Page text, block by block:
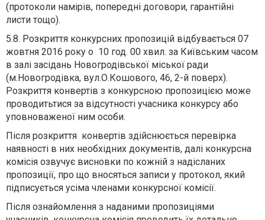
(протоколи намірів, попередні договори, гарантійні
листи тощо).
5.8. Розкриття конкурсних пропозицій відбувається 07
жовтня 2016 року о 10 год. 00 хвил. за Київським часом
в залі засідань Новогродівської міської ради
(м.Новогродівка, вул.О.Кошового, 46, 2-й поверх).
Розкриття конвертів з конкурсною пропозицією може
проводитьтися за відсутності учасника конкурсу або
уповноваженої ним особи.
Після розкриття конвертів здійснюється перевірка
наявності в них необхідних документів, далі конкурсна
комісія озвучує висновки по кожній з надісланих
пропозиції, про що вносяться записи у протокол, який
підписується усіма членами конкурсної комісії.
Після ознайомлення з наданими пропозиціями